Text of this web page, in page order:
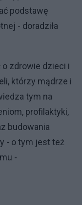
podstawę
- doradziła
o zdrowie dzieci i
którzy mądrze i
tym na
profilaktyki,
budowania
- o tym jest też
-